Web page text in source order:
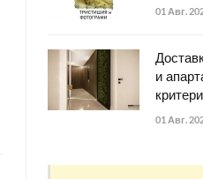
01 Авг.
и
01 Авг.